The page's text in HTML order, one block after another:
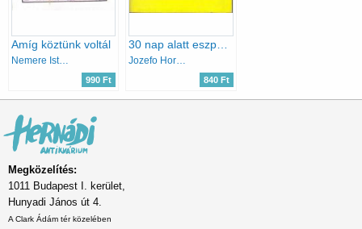
Amíg köztünk voltál
Nemere István
990 Ft 840 Ft
Megközelítés:
1011 Budapest I. kerület,
Hunyadi János út 4.
A Clark Ádám tér közelében